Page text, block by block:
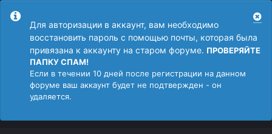
Для авторизации в аккаунт, вам необходимо
восстановить пароль с помощью почты, которая была
привязана к аккаунту на старом форуме. ПРОВЕРЯЙТЕ
ПАПКУ СПАМ!
Если в течении 10 дней после регистрации на данном
форуме ваш аккаунт будет не подтвержден - он
удаляется.